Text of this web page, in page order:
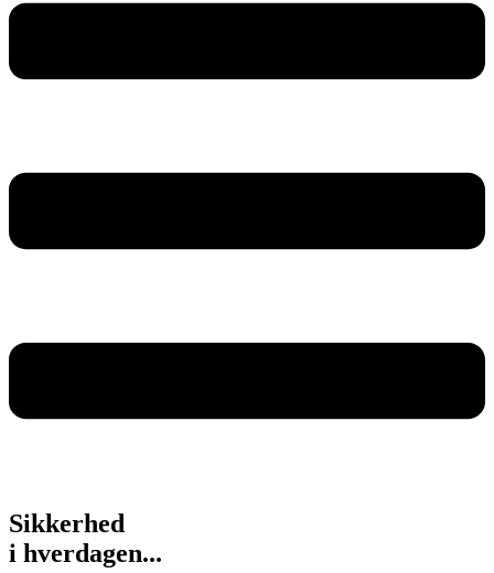
Sikkerhed
i hverdagen...